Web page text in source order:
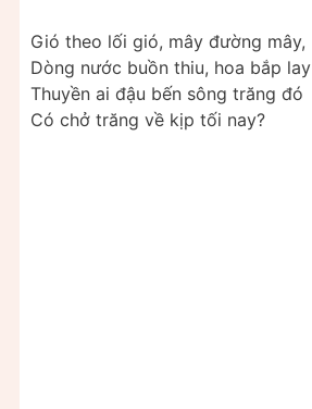
Gió theo lối gió, mây đường mây,
Dòng nước buồn thiu, hoa bắp lay
Thuyền ai đậu bến sông trăng đó
Có chở trăng về kịp tối nay?